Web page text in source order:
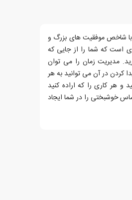
با شاخص موفقیت های بزرگ و
است که شما را از جایی که
مدیریت زمان را می توان
کردن در آن می توانید به هر
هر کاری را که اراده کنید
خوشبختی را در شما ایجاد